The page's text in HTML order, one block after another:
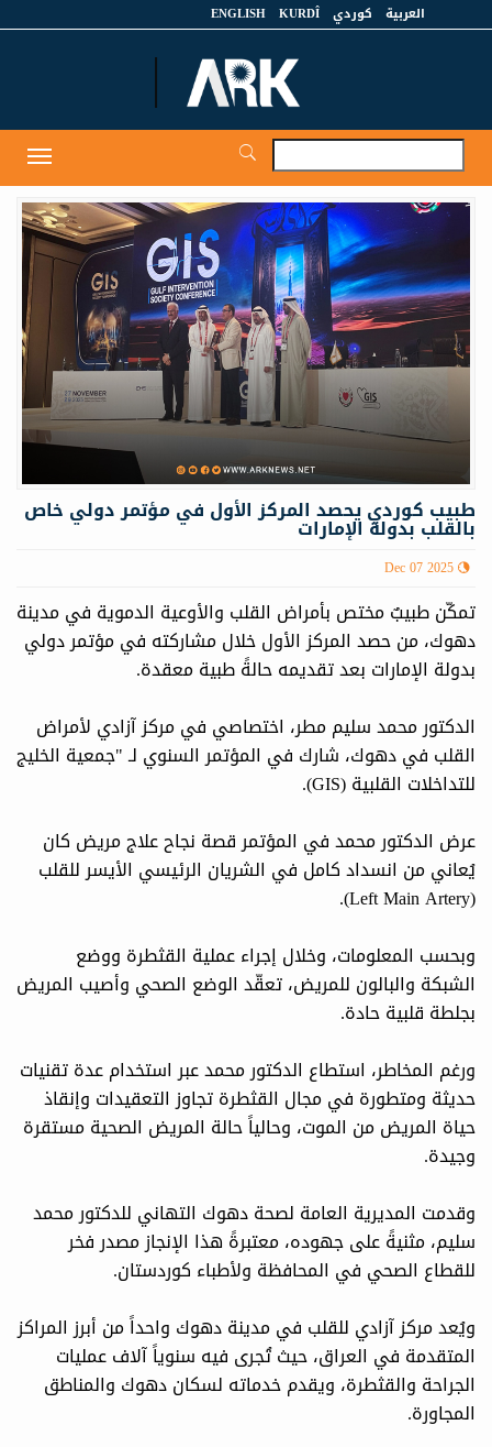
العربية كوردي KURDÎ
ENGLISH
طبيب كوردي يحصد المركز الأول في مؤتمر دولي خاص
بالقلب بدولة الإمارات
Dec 07 2025
تمكّن طبيبٌ مختص بأمراض القلب والأوعية الدموية في مدينة
دهوك، من حصد المركز الأول خلال مشاركته في مؤتمر دولي
بدولة الإمارات بعد تقديمه حالةً طبية معقدة.
الدكتور محمد سليم مطر، اختصاصي في مركز آزادي لأمراض
القلب في دهوك، شارك في المؤتمر السنوي لـ "جمعية الخليج
للتداخلات القلبية (GIS).
عرض الدكتور محمد في المؤتمر قصة نجاح علاج مريض كان
يُعاني من انسداد كامل في الشريان الرئيسي الأيسر للقلب
(Left Main Artery).
وبحسب المعلومات، وخلال إجراء عملية القثطرة ووضع
الشبكة والبالون للمريض، تعقّد الوضع الصحي وأصيب المريض
بجلطة قلبية حادة.
ورغم المخاطر، استطاع الدكتور محمد عبر استخدام عدة تقنيات
حديثة ومتطورة في مجال القثطرة تجاوز التعقيدات وإنقاذ
حياة المريض من الموت، وحالياً حالة المريض الصحية مستقرة
وجيدة.
وقدمت المديرية العامة لصحة دهوك التهاني للدكتور محمد
سليم، مثنيةً على جهوده، معتبرةً هذا الإنجاز مصدر فخر
للقطاع الصحي في المحافظة ولأطباء كوردستان.
ويُعد مركز آزادي للقلب في مدينة دهوك واحداً من أبرز المراكز
المتقدمة في العراق، حيث تُجرى فيه سنوياً آلاف عمليات
الجراحة والقثطرة، ويقدم خدماته لسكان دهوك والمناطق
المجاورة.